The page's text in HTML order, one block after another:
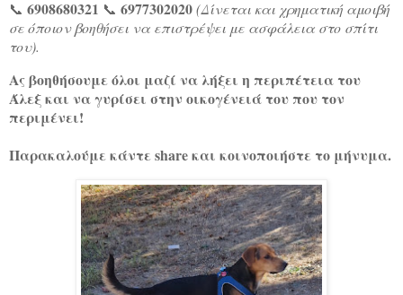
📞 6908680321 📞 6977302020(Δίνεται και χρηματική αμοιβή
σε όποιον βοηθήσει να επιστρέψει με ασφάλεια στο σπίτι
του).
Ας βοηθήσουμε όλοι μαζί να λήξει η περιπέτεια του
Άλεξ και να γυρίσει στην οικογένειά του που τον
περιμένει!
Παρακαλούμε κάντε share και κοινοποιήστε το μήνυμα.